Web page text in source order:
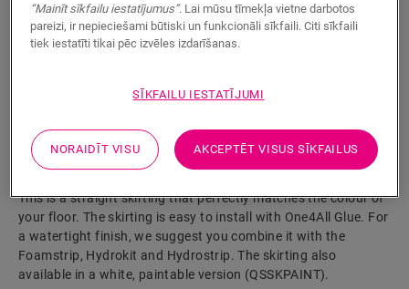
Izstrādājuma parametri
This is a straight skirting that perfectly matches the colour of
your floor. The skirting is easy to install with One4All Glue. For
a watertight finish, we suggest you combine it with the
Foamstrip, Hydrokit and Hydrostrip. The skirting also
available in a white, paintable version (QSSKPAINT).
“Mainīt sīkfailu iestatījumus”. Lai mūsu tīmekļa vietne darbotos
pareizi, ir nepieciešami būtiski un funkcionāli sīkfaili. Citi sīkfaili
tiek iestatīti tikai pēc izvēles izdarīšanas.
SĪKFAILU IESTATĪJUMI
NORAIDĪT VISU AKCEPTĒT VISUS SĪKFAILUS